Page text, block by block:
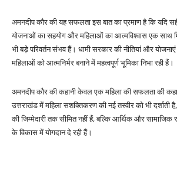
अमनदीप कौर की यह सफलता इस बात का प्रमाण है कि यदि सही
योजनाओं का सहयोग और महिलाओं का आत्मविश्वास एक साथ
भी बड़े परिवर्तन संभव हैं। धामी सरकार की नीतियां और
महिलाओं को आत्मनिर्भर बनाने में महत्वपूर्ण भूमिका निभा रही हैं।
अमनदीप कौर की कहानी केवल एक महिला की सफलता की
उत्तराखंड में महिला सशक्तिकरण की नई तस्वीर को भी दर्शाती
की जिम्मेदारी तक सीमित नहीं हैं, बल्कि आर्थिक और
के विकास में योगदान दे रही हैं।